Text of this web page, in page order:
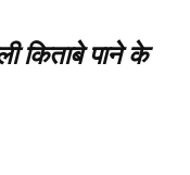
किताबे पाने के